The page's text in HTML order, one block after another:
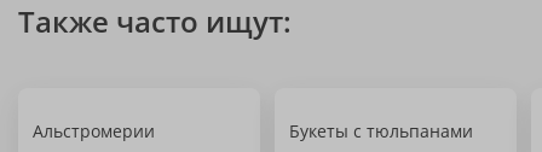
Также часто ищут:
Альстромерии Букеты с тюльпанами